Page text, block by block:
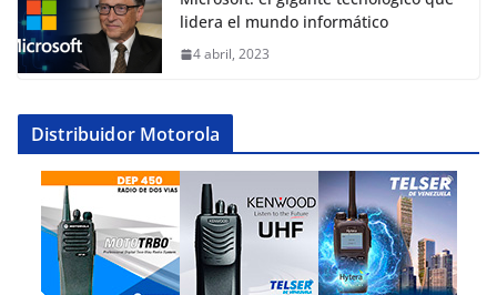
lidera el mundo informático
4 abril, 2023
Distribuidor Motorola